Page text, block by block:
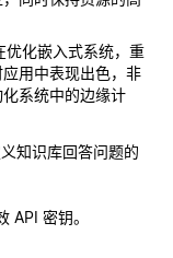
优化嵌入式系统，重
用中表现出色，非
系统中的边缘计
知识库回答问题的
API 密钥。